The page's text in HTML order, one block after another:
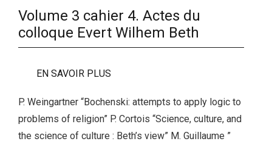
Volume 3 cahier 4. Actes du
colloque Evert Wilhem Beth
EN SAVOIR PLUS
P. Weingartner “Bochenski: attempts to apply logic to
problems of religion” P. Cortois “Science, culture, and
the science of culture : Beth’s view” M. Guillaume ”